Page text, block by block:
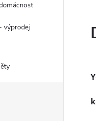
výprodej